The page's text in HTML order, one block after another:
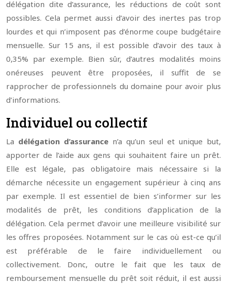
délégation dite d’assurance, les réductions de coût sont
possibles. Cela permet aussi d’avoir des inertes pas trop
lourdes et qui n’imposent pas d’énorme coupe budgétaire
mensuelle. Sur 15 ans, il est possible d’avoir des taux à
0,35% par exemple. Bien sûr, d’autres modalités moins
onéreuses peuvent être proposées, il suffit de se
rapprocher de professionnels du domaine pour avoir plus
d’informations.
Individuel ou collectif
La délégation d’assurance n’a qu’un seul et unique but,
apporter de l’aide aux gens qui souhaitent faire un prêt.
Elle est légale, pas obligatoire mais nécessaire si la
démarche nécessite un engagement supérieur à cinq ans
par exemple. Il est essentiel de bien s’informer sur les
modalités de prêt, les conditions d’application de la
délégation. Cela permet d’avoir une meilleure visibilité sur
les offres proposées. Notamment sur le cas où est-ce qu’il
est préférable de le faire individuellement ou
collectivement. Donc, outre le fait que les taux de
remboursement mensuelle du prêt soit réduit, il est aussi